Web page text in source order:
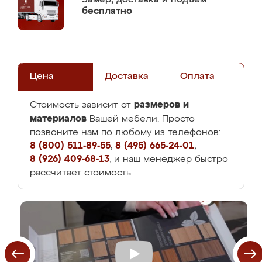
бесплатно
Цена Доставка Оплата
Стоимость зависит от размеров и
материалов Вашей мебели. Просто
позвоните нам по любому из телефонов:
8 (800) 511-89-55, 8 (495) 665-24-01,
8 (926) 409-68-13, и наш менеджер быстро
рассчитает стоимость.